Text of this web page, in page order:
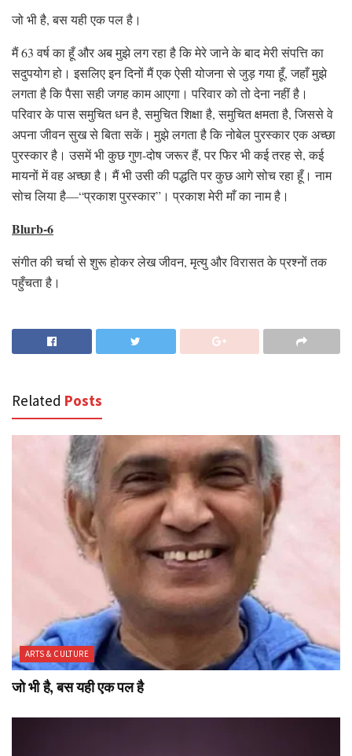
जो भी है, बस यही एक पल है।
मैं 63 वर्ष का हूँ और अब मुझे लग रहा है कि मेरे जाने के बाद मेरी संपत्ति का
सदुपयोग हो। इसलिए इन दिनों मैं एक ऐसी योजना से जुड़ गया हूँ, जहाँ मुझे
लगता है कि पैसा सही जगह काम आएगा। परिवार को तो देना नहीं है।
परिवार के पास समुचित धन है, समुचित शिक्षा है, समुचित क्षमता है, जिससे वे
अपना जीवन सुख से बिता सकें। मुझे लगता है कि नोबेल पुरस्कार एक अच्छा
पुरस्कार है। उसमें भी कुछ गुण-दोष जरूर हैं, पर फिर भी कई तरह से, कई
मायनों में वह अच्छा है। मैं भी उसी की पद्धति पर कुछ आगे सोच रहा हूँ। नाम
सोच लिया है—“प्रकाश पुरस्कार”। प्रकाश मेरी माँ का नाम है।
Blurb-6
संगीत की चर्चा से शुरू होकर लेख जीवन, मृत्यु और विरासत के प्रश्नों तक
पहुँचता है।
Related Posts
ARTS & CULTURE
जो भी है, बस यही एक पल है